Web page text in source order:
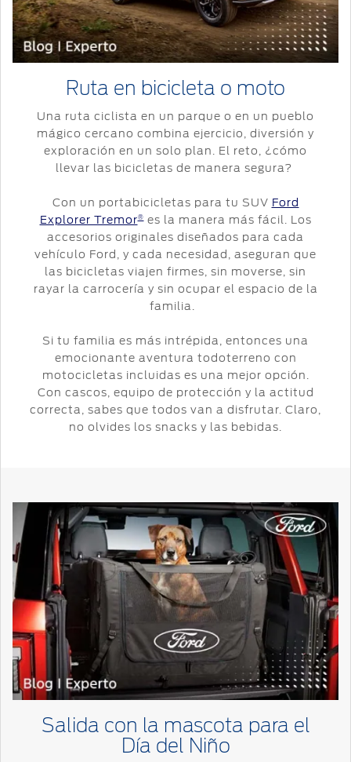
Ruta en bicicleta o moto
Una ruta ciclista en un parque o en un pueblo
mágico cercano combina ejercicio, diversión y
exploración en un solo plan. El reto, ¿cómo
llevar las bicicletas de manera segura?
Con un portabicicletas para tu SUV Ford
Explorer Tremor®es la manera más fácil. Los
accesorios originales diseñados para cada
vehículo Ford, y cada necesidad, aseguran que
las bicicletas viajen firmes, sin moverse, sin
rayar la carrocería y sin ocupar el espacio de la
familia.
Si tu familia es más intrépida, entonces una
emocionante aventura todoterreno con
motocicletas incluidas es una mejor opción.
Con cascos, equipo de protección y la actitud
correcta, sabes que todos van a disfrutar. Claro,
no olvides los snacks y las bebidas.
Salida con la mascota para el
Día del Niño